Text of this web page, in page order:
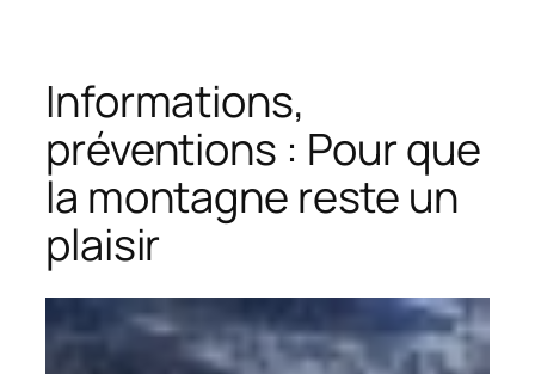
Informations,
préventions : Pour que
la montagne reste un
plaisir